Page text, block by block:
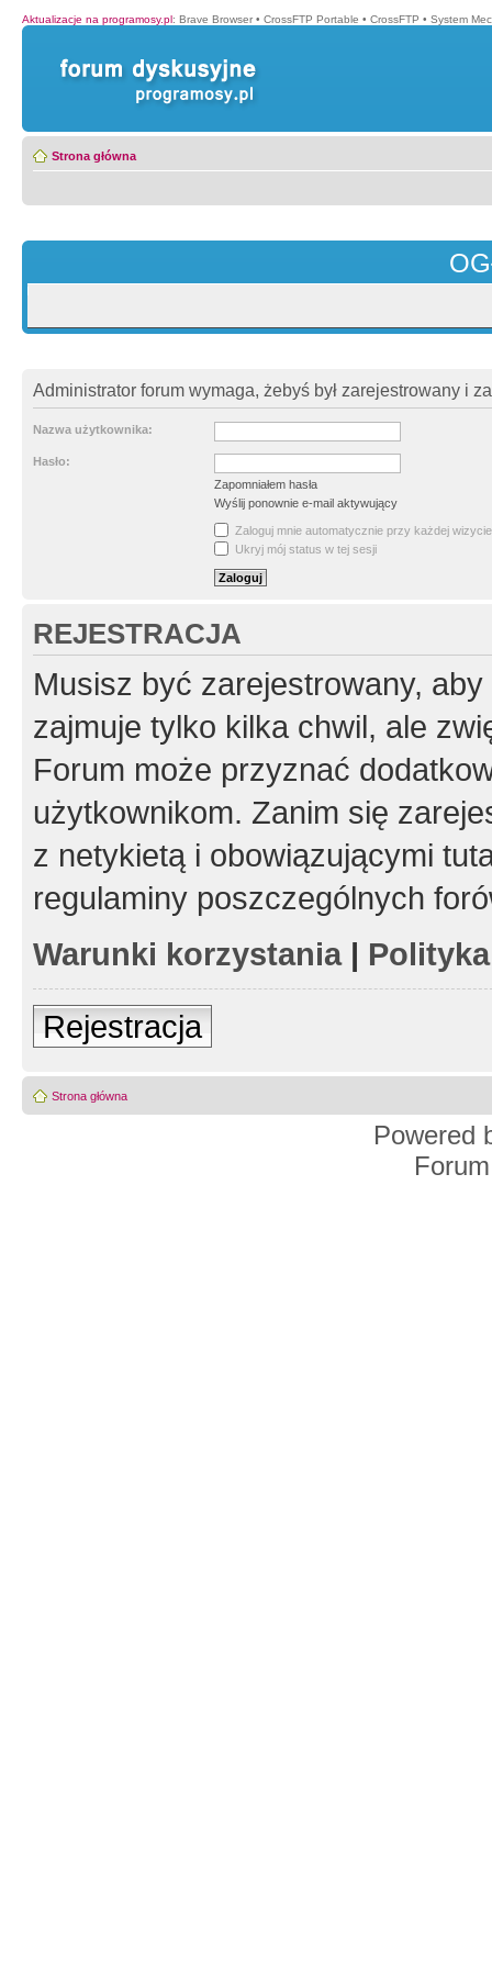
Aktualizacje na programosy.pl: Brave Browser • CrossFTP Portable • CrossFTP • System
Strona główna
Administrator forum wymaga, żebyś był zarejestrowany i
Nazwa użytkownika:
Hasło:
Zapomniałem hasła
Wyślij ponownie e-mail aktywujący
Zaloguj mnie automatycznie przy każdej wizycie
Ukryj mój status w tej sesji
REJESTRACJA
Musisz być zarejestrowany,
zajmuje tylko kilka chwil, ale
Forum może przyznać
użytkownikom. Zanim się
z netykietą i obowiązującymi
regulaminy poszczególnych
Warunki korzystania|
Rejestracja
Strona główna
Powered